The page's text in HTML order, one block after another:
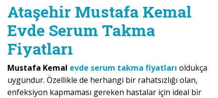
Ataşehir Mustafa Kemal
Evde Serum Takma
Fiyatları
Mustafa Kemal evde serum takma fiyatları oldukça
uygundur. Özellikle de herhangi bir rahatsızlığı olan,
enfeksiyon kapmaması gereken hastalar için ideal bir